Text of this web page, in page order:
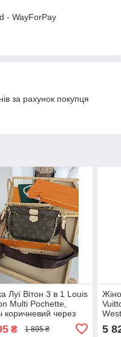
- WayForPay
за рахунок покупця
Луї Вітон 3 в 1 Louis
Multi Pochette,
коричневий через
₴ 1 895 ₴ 5